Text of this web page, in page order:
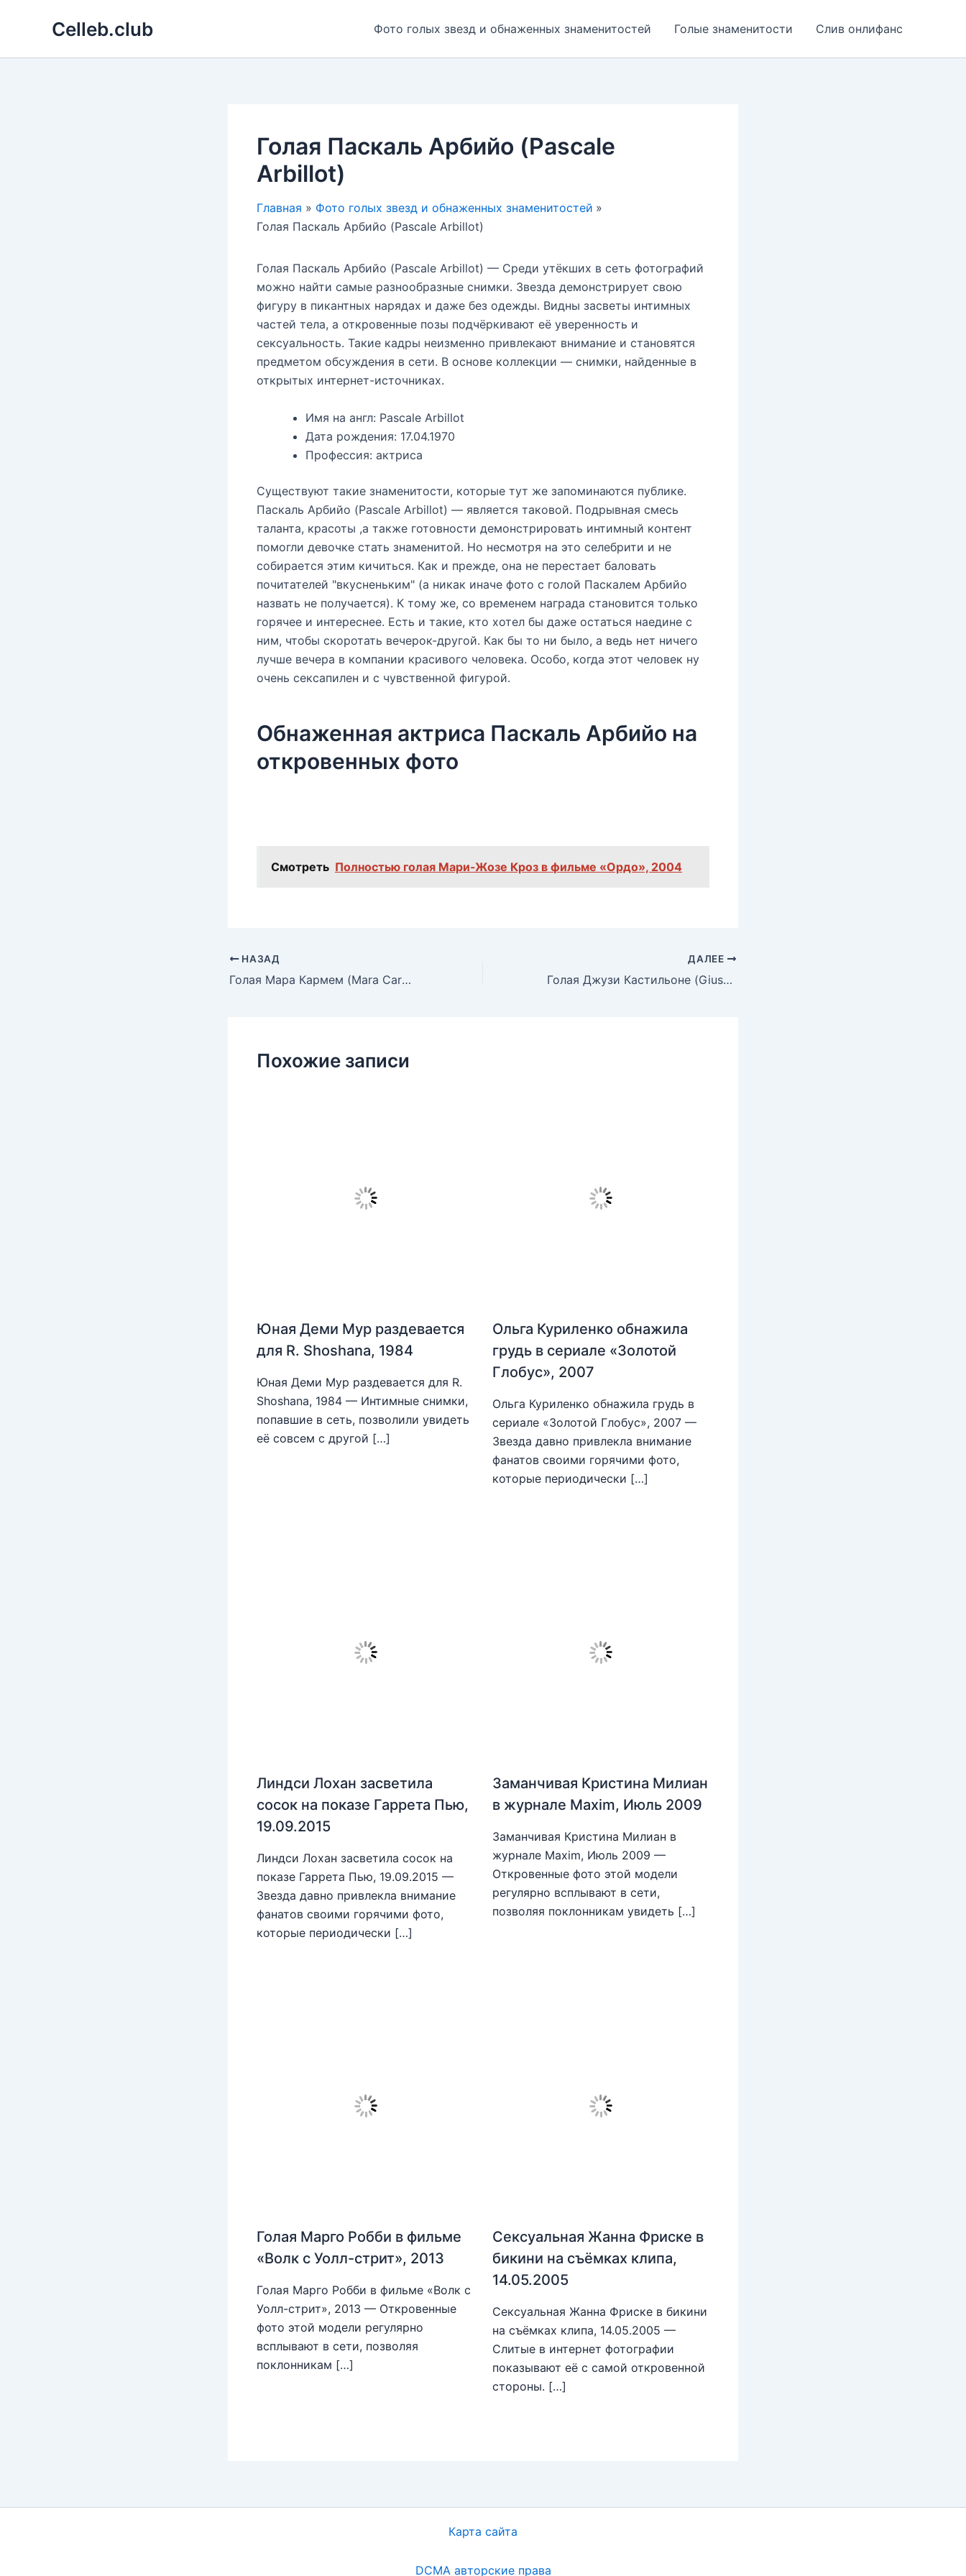
Celleb.club Фото голых звезд и обнаженных знаменитостей Голые знаменитости Слив онлифанс
Голая Паскаль Арбийо (Pascale
Arbillot)
Главная
Фото голых звезд и обнаженных знаменитостей
Голая Паскаль Арбийо (Pascale Arbillot)
Голая Паскаль Арбийо (Pascale Arbillot) — Среди утёкших в сеть фотографий
можно найти самые разнообразные снимки. Звезда демонстрирует свою
фигуру в пикантных нарядах и даже без одежды. Видны засветы интимных
частей тела, а откровенные позы подчёркивают её уверенность и
сексуальность. Такие кадры неизменно привлекают внимание и становятся
предметом обсуждения в сети. В основе коллекции — снимки, найденные в
открытых интернет-источниках.
Имя на англ: Pascale Arbillot
Дата рождения: 17.04.1970
Профессия: актриса
Существуют такие знаменитости, которые тут же запоминаются публике.
Паскаль Арбийо (Pascale Arbillot) — является таковой. Подрывная смесь
таланта, красоты ,а также готовности демонстрировать интимный контент
помогли девочке стать знаменитой. Но несмотря на это селебрити и не
собирается этим кичиться. Как и прежде, она не перестает баловать
почитателей "вкусненьким" (а никак иначе фото с голой Паскалем Арбийо
назвать не получается). К тому же, со временем награда становится только
горячее и интереснее. Есть и такие, кто хотел бы даже остаться наедине с
ним, чтобы скоротать вечерок-другой. Как бы то ни было, а ведь нет ничего
лучше вечера в компании красивого человека. Особо, когда этот человек ну
очень сексапилен и с чувственной фигурой.
Обнаженная актриса Паскаль Арбийо на
откровенных фото
Смотреть Полностью голая Мари-Жозе Кроз в фильме «Ордо», 2004
НАЗАД
Голая Мара Кармем (Mara Carmem)
ДАЛЕЕ
Голая Джузи Кастильоне (Giusy Castiglione)
Похожие записи
Юная Деми Мур раздевается
для R. Shoshana, 1984
Юная Деми Мур раздевается для R.
Shoshana, 1984 — Интимные снимки,
попавшие в сеть, позволили увидеть
её совсем с другой […]
Ольга Куриленко обнажила
грудь в сериале «Золотой
Глобус», 2007
Ольга Куриленко обнажила грудь в
сериале «Золотой Глобус», 2007 —
Звезда давно привлекла внимание
фанатов своими горячими фото,
которые периодически […]
Линдси Лохан засветила
сосок на показе Гаррета Пью,
19.09.2015
Линдси Лохан засветила сосок на
показе Гаррета Пью, 19.09.2015 —
Звезда давно привлекла внимание
фанатов своими горячими фото,
которые периодически […]
Заманчивая Кристина Милиан
в журнале Maxim, Июль 2009
Заманчивая Кристина Милиан в
журнале Maxim, Июль 2009 —
Откровенные фото этой модели
регулярно всплывают в сети,
позволяя поклонникам увидеть […]
Голая Марго Робби в фильме
«Волк с Уолл-стрит», 2013
Голая Марго Робби в фильме «Волк с
Уолл-стрит», 2013 — Откровенные
фото этой модели регулярно
всплывают в сети, позволяя
поклонникам […]
Сексуальная Жанна Фриске в
бикини на съёмках клипа,
14.05.2005
Сексуальная Жанна Фриске в бикини
на съёмках клипа, 14.05.2005 —
Слитые в интернет фотографии
показывают её с самой откровенной
стороны. […]
Карта сайта
DCMA авторские права